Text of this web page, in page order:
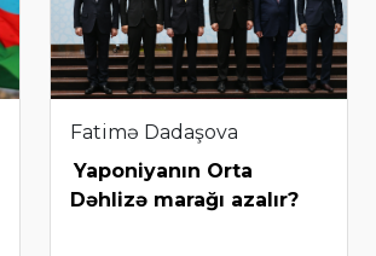
Fatimə Dadaşova
Yaponiyanın Orta
Dəhlizə marağı azalır?